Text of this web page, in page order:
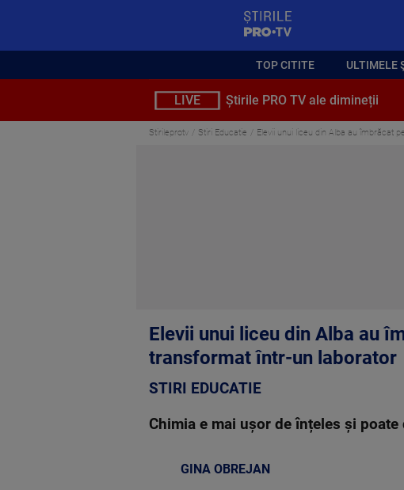
TOP CITITE ULTIMELE
LIVE Știrile PRO TV ale dimineții
Stirileprotv Stiri Educatie Elevii unui liceu din Alba au îmbrăcat
Elevii unui liceu din Alba au
transformat într-un laborator
STIRI EDUCATIE
Chimia e mai ușor de înțeles și
GINA OBREJAN